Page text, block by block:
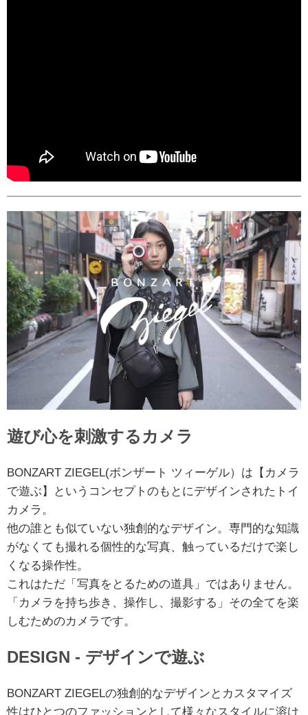
遊び心を刺激するカメラ
BONZART ZIEGEL(ボンザート ツィーゲル）は【カメラ
で遊ぶ】というコンセプトのもとにデザインされたトイ
カメラ。
他の誰とも似ていない独創的なデザイン。専門的な知識
がなくても撮れる個性的な写真、触っているだけで楽し
くなる操作性。
これはただ「写真をとるための道具」ではありません。
「カメラを持ち歩き、操作し、撮影する」その全てを楽
しむためのカメラです。
DESIGN - デザインで遊ぶ
BONZART ZIEGELの独創的なデザインとカスタマイズ
性はひとつのファッションとして様々なスタイルに溶け